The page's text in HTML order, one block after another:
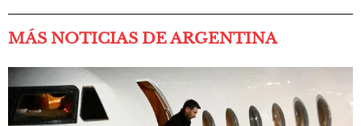
MÁS NOTICIAS DE ARGENTINA